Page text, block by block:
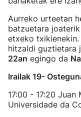
Aurreko urteetan
batzuetara
etxeko
hitzaldi guztietara
22an egingo da
Irailak 19-
17:00 - 17:20 Juan
Universidade da